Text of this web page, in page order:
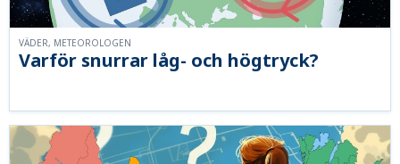
Varför snurrar låg- och högtryck?
VÄDER, METEOROLOGEN